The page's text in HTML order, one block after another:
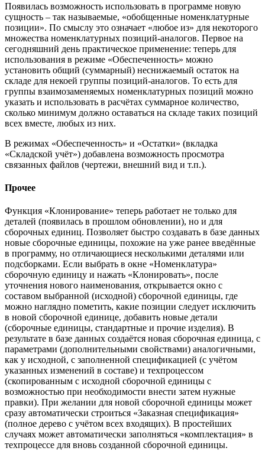
Появилась возможность использовать в программе новую
сущность – так называемые, «обобщенные номенклатурные
позиции». По смыслу это означает «любое из» для некоторого
множества номенклатурных позиций-аналогов. Первое на
сегодняшний день практическое применение: теперь для
использования в режиме «Обеспеченность» можно
установить общий (суммарный) неснижаемый остаток на
складе для некоей группы позиций-аналогов. То есть для
группы взаимозаменяемых номенклатурных позиций можно
указать и использовать в расчётах суммарное количество,
сколько минимум должно оставаться на складе таких позиций
всех вместе, любых из них.
В режимах «Обеспеченность» и «Остатки» (вкладка
«Складской учёт») добавлена возможность просмотра
связанных файлов (чертежи, внешний вид и т.п.).
Прочее
Функция «Клонирование» теперь работает не только для
деталей (появилась в прошлом обновлении), но и для
сборочных единиц. Позволяет быстро создавать в базе данных
новые сборочные единицы, похожие на уже ранее введённые
в программу, но отличающиеся несколькими деталями или
подсборками. Если выбрать в окне «Номенклатура»
сборочную единицу и нажать «Клонировать», после
уточнения нового наименования, открывается окно с
составом выбранной (исходной) сборочной единицы, где
можно наглядно пометить, какие позиции следует исключить
в новой сборочной единице, добавить новые детали
(сборочные единицы, стандартные и прочие изделия). В
результате в базе данных создаётся новая сборочная единица, с
параметрами (дополнительными свойствами) аналогичными,
как у исходной, с заполненной спецификацией (с учётом
указанных изменений в составе) и техпроцессом
(скопированным с исходной сборочной единицы с
возможностью при необходимости внести затем нужные
правки). При желании для новой сборочной единицы может
сразу автоматически строиться «Заказная спецификация»
(полное дерево с учётом всех входящих). В простейших
случаях может автоматически заполняться «комплектация» в
техпроцессе для вновь созданной сборочной единицы.